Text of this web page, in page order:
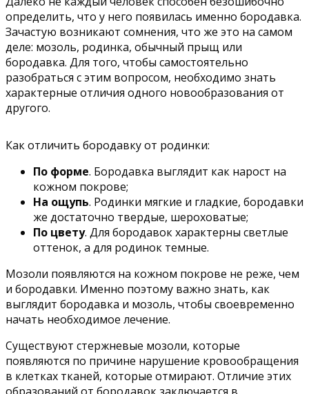
определить, что у него появилась именно бородавка.
Зачастую возникают сомнения, что же это на самом
деле: мозоль, родинка, обычный прыщ или
бородавка. Для того, чтобы самостоятельно
разобраться с этим вопросом, необходимо знать
характерные отличия одного новообразования от
другого.
Как отличить бородавку от родинки:
По форме. Бородавка выглядит как нарост на
кожном покрове;
На ощупь. Родинки мягкие и гладкие, бородавки
же достаточно твердые, шероховатые;
По цвету. Для бородавок характерны светлые
оттенок, а для родинок темные.
Мозоли появляются на кожном покрове не реже, чем
и бородавки. Именно поэтому важно знать, как
выглядит бородавка и мозоль, чтобы своевременно
начать необходимое лечение.
Существуют стержневые мозоли, которые
появляются по причине нарушение кровообращения
в клетках тканей, которые отмирают. Отличие этих